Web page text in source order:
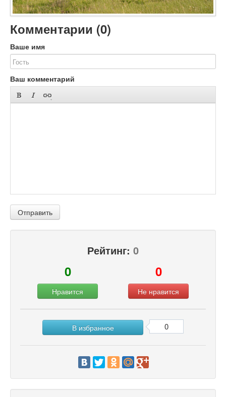
Вход (регистрация)
Комментарии (0)
Ваше имя
Ваш комментарий
Отправить
Рейтинг: 0
0
Нравится
0
Не нравится
В избранное 0